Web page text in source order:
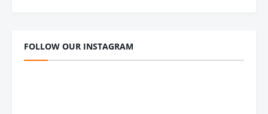
FOLLOW OUR INSTAGRAM